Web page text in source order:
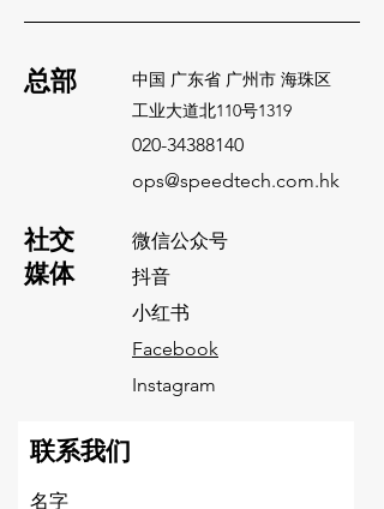
总部
中国 广东省 广州市 海珠区
​工业大道北110号1319
​社交
媒体
微信公众号
抖音
小红书
Facebook
Instagram
联系我们
名字
020-34388140
ops@speedtech.com.hk